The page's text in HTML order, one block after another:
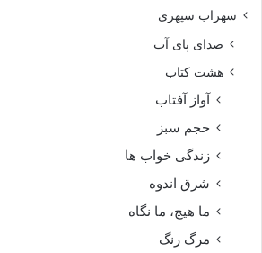
سهراب سپهری
صدای پای آب
هشت کتاب
آواز آفتاب
حجم سبز
زندگی خواب ها
شرق اندوه
ما هیچ، ما نگاه
مرگ رنگ